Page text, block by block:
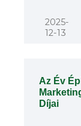
2025-
12-13
Az Év
Díjai